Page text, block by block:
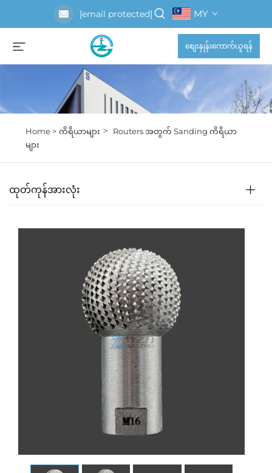
[email protected] MY
စျေးနှုန်းကောက်ယူရန်
Home > ကိရိယာများ >
Routers အတွက် Sanding ကိရိယာ
များ
ထုတ်ကုန်အားလုံး